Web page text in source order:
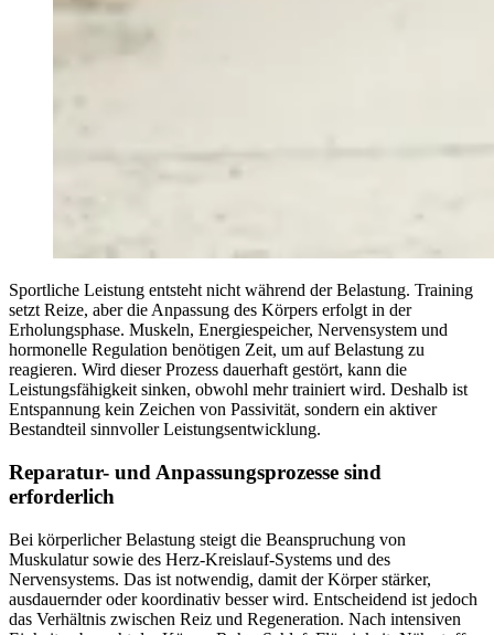
Sportliche Leistung entsteht nicht während der Belastung. Training
setzt Reize, aber die Anpassung des Körpers erfolgt in der
Erholungsphase. Muskeln, Energiespeicher, Nervensystem und
hormonelle Regulation benötigen Zeit, um auf Belastung zu
reagieren. Wird dieser Prozess dauerhaft gestört, kann die
Leistungsfähigkeit sinken, obwohl mehr trainiert wird. Deshalb ist
Entspannung kein Zeichen von Passivität, sondern ein aktiver
Bestandteil sinnvoller Leistungsentwicklung.
Reparatur- und Anpassungsprozesse sind
erforderlich
Bei körperlicher Belastung steigt die Beanspruchung von
Muskulatur sowie des Herz-Kreislauf-Systems und des
Nervensystems. Das ist notwendig, damit der Körper stärker,
ausdauernder oder koordinativ besser wird. Entscheidend ist jedoch
das Verhältnis zwischen Reiz und Regeneration. Nach intensiven